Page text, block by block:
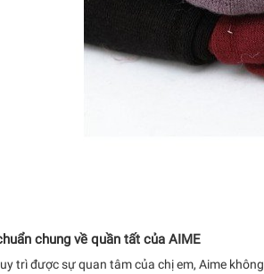
chung về quần tất của AIME
trì được sự quan tâm của chị em, Aime